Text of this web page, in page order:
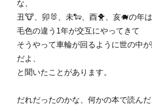
な、
丑🐮、卯🐰、未🐑、酉🐥、亥🐗の年は
毛色の違う1年が交互にやってきて
そうやって車輪が回るように世の中
だよ、
と聞いたことがあります。
だれだったのかな、何かの本で読ん